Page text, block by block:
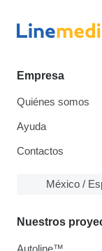
Empresa
Quiénes somos
Ayuda
Contactos
México /
Nuestros
Autoline™